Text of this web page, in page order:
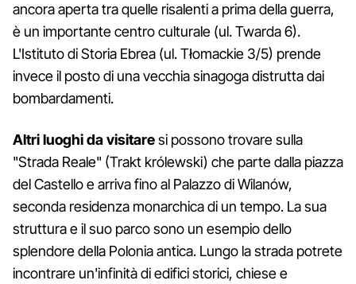
ancora aperta tra quelle risalenti a prima della guerra,
è un importante centro culturale (ul. Twarda 6).
L'Istituto di Storia Ebrea (ul. Tłomackie 3/5) prende
invece il posto di una vecchia sinagoga distrutta dai
bombardamenti.
Altri luoghi da visitaresi possono trovare sulla
"Strada Reale" (Trakt królewski) che parte dalla piazza
del Castello e arriva fino al Palazzo di Wilanów,
seconda residenza monarchica di un tempo. La sua
struttura e il suo parco sono un esempio dello
splendore della Polonia antica. Lungo la strada potrete
incontrare un'infinità di edifici storici, chiese e